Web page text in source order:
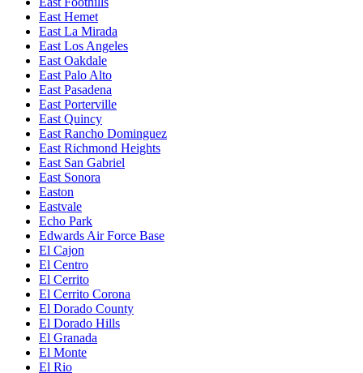
East Hemet
East La Mirada
East Los Angeles
East Oakdale
East Palo Alto
East Pasadena
East Porterville
East Quincy
East Rancho Dominguez
East Richmond Heights
East San Gabriel
East Sonora
Easton
Eastvale
Echo Park
Edwards Air Force Base
El Cajon
El Centro
El Cerrito
El Cerrito Corona
El Dorado County
El Dorado Hills
El Granada
El Monte
El Rio